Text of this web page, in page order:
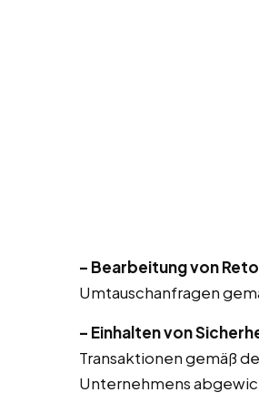
– Bearbeitung von
Umtauschanfragen
– Einhalten von
Transaktionen gemäß
Unternehmens